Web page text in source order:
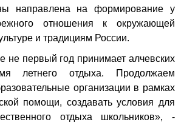
направлена на формирование у
отношения к окружающей
и традициям России.
не первый год принимает алчевских
летнего отдыха. Продолжаем
организации в рамках
помощи, создавать условия для
отдыха школьников», -